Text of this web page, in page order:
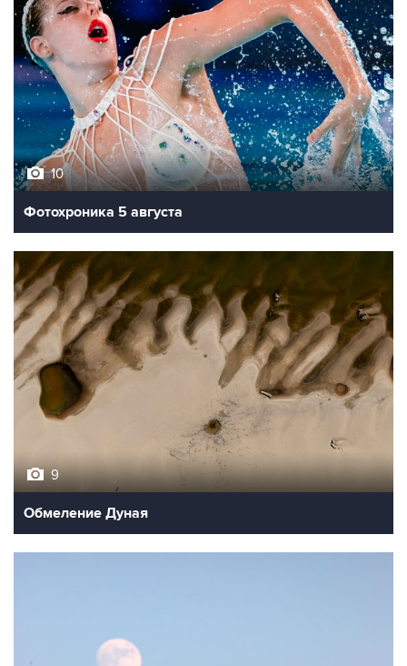
10
Фотохроника 5 августа
Обмеление Дуная